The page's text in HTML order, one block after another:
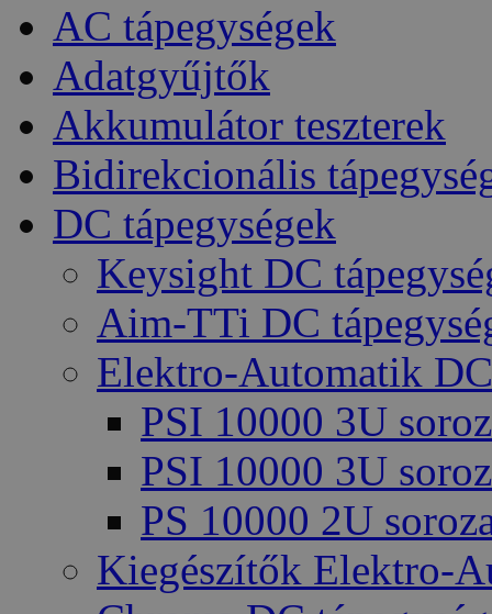
AC tápegységek
Adatgyűjtők
Akkumulátor teszterek
Bidirekcionális
DC tápegységek
Keysight DC
Aim-TTi DC
Elektro-Automatik
PSI 10000 3U
PSI 10000 3U
PS 10000 2U
Kiegészítők Elektro-